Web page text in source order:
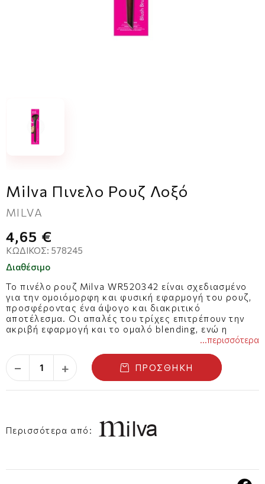
Milva Πινελο Ρουζ Λοξό
MILVA
4,65 €
ΚΩΔΙΚΌΣ: 578245
Διαθέσιμο
Το πινέλο ρουζ Milva WR520342 είναι σχεδιασμένο
για την ομοιόμορφη και φυσική εφαρμογή του ρουζ,
προσφέροντας ένα άψογο και διακριτικό
αποτέλεσμα. Οι απαλές του τρίχες επιτρέπουν την
ακριβή εφαρμογή και το ομαλό blending, ενώ η
εργονομική του λαβή εξασφαλίζει άνετο κράτημα και
ζωντάνια και υγιή όψη στα ζυγωματικά.
...περισσότερα
− + ΠΡΟΣΘΉΚΗ
Περισσότερα από: